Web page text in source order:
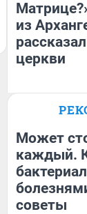
из
церкви
Может
каждый.
советы